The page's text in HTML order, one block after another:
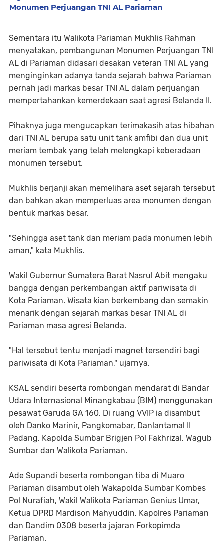
Monumen Perjuangan TNI AL Pariaman
Sementara itu Walikota Pariaman Mukhlis Rahman
menyatakan, pembangunan Monumen Perjuangan TNI
AL di Pariaman didasari desakan veteran TNI AL yang
menginginkan adanya tanda sejarah bahwa Pariaman
pernah jadi markas besar TNI AL dalam perjuangan
mempertahankan kemerdekaan saat agresi Belanda II.
Pihaknya juga mengucapkan terimakasih atas hibahan
dari TNI AL berupa satu unit tank amfibi dan dua unit
meriam tembak yang telah melengkapi keberadaan
monumen tersebut.
Mukhlis berjanji akan memelihara aset sejarah tersebut
dan bahkan akan memperluas area monumen dengan
bentuk markas besar.
"Sehingga aset tank dan meriam pada monumen lebih
aman," kata Mukhlis.
Wakil Gubernur Sumatera Barat Nasrul Abit mengaku
bangga dengan perkembangan aktif pariwisata di
Kota Pariaman. Wisata kian berkembang dan semakin
menarik dengan sejarah markas besar TNI AL di
Pariaman masa agresi Belanda.
"Hal tersebut tentu menjadi magnet tersendiri bagi
pariwisata di Kota Pariaman," ujarnya.
KSAL sendiri beserta rombongan mendarat di Bandar
Udara Internasional Minangkabau (BIM) menggunakan
pesawat Garuda GA 160. Di ruang VVIP ia disambut
oleh Danko Marinir, Pangkomabar, Danlantamal II
Padang, Kapolda Sumbar Brigjen Pol Fakhrizal, Wagub
Sumbar dan Walikota Pariaman.
Ade Supandi beserta rombongan tiba di Muaro
Pariaman disambut oleh Wakapolda Sumbar Kombes
Pol Nurafiah, Wakil Walikota Pariaman Genius Umar,
Ketua DPRD Mardison Mahyuddin, Kapolres Pariaman
dan Dandim 0308 beserta jajaran Forkopimda
Pariaman.